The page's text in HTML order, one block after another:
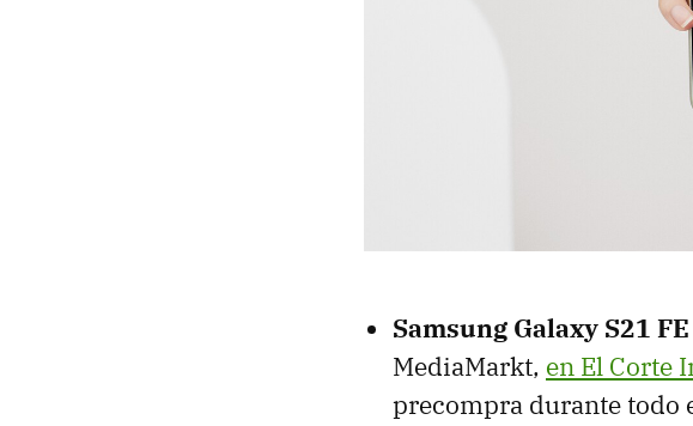
Samsung Galaxy S21
MediaMarkt, en El Corte
precompra durante todo